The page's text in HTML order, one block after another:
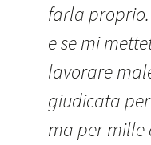
farla proprio.
e se mi
lavorare
giudicata
ma per mille